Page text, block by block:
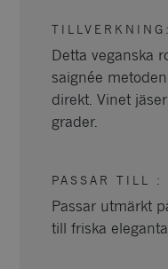
TILLVERKNING :
Detta veganska
saignée
direkt. Vinet
grader.
PASSAR TILL :
Passar utmärkt
till friska